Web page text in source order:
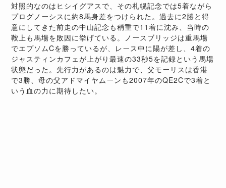
対照的なのはヒシイグアスで、その札幌記念では5着ながら
プログノーシスに約8馬身差をつけられた。過去に2勝と得
意にしてきた前走の中山記念も稍重で11着に沈み、当時の
鞍上も馬場を敗因に挙げている。ノースブリッジは重馬場
でエプソムCを勝っているが、レース中に陽が差し、4着の
ジャスティンカフェが上がり最速の33秒5を記録という馬場
状態だった。先行力があるのは魅力で、父モーリスは香港
で3勝、母の父アドマイヤムーンも2007年のQE2Cで3着と
いう血の力に期待したい。